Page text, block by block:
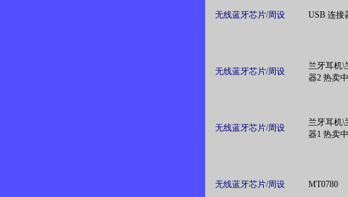
无线蓝牙芯片/周设 USB 连接
无线蓝牙芯片/周设
兰牙耳机\
器2 热卖中
无线蓝牙芯片/周设
兰牙耳机\
器1 热卖中
无线蓝牙芯片/周设 MT0780